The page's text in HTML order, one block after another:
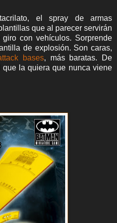
el spray de armas
que al parecer servirán
con vehículos. Sorprende
de explosión. Son caras,
bases, más baratas. De
la quiera que nunca viene